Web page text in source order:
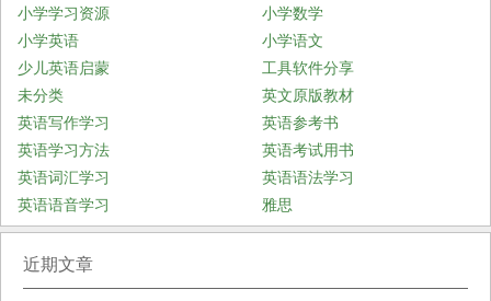
小学学习资源
小学数学
小学英语
小学语文
少儿英语启蒙
工具软件分享
未分类
英文原版教材
英语写作学习
英语参考书
英语学习方法
英语考试用书
英语词汇学习
英语语法学习
英语语音学习
雅思
近期文章